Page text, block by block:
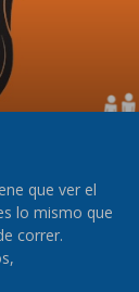
que ver el
lo mismo que
correr.